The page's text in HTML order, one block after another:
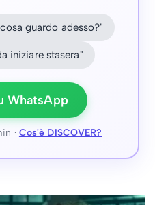
guardo adesso?"
iniziare stasera"
WhatsApp
· Cos'è DISCOVER?